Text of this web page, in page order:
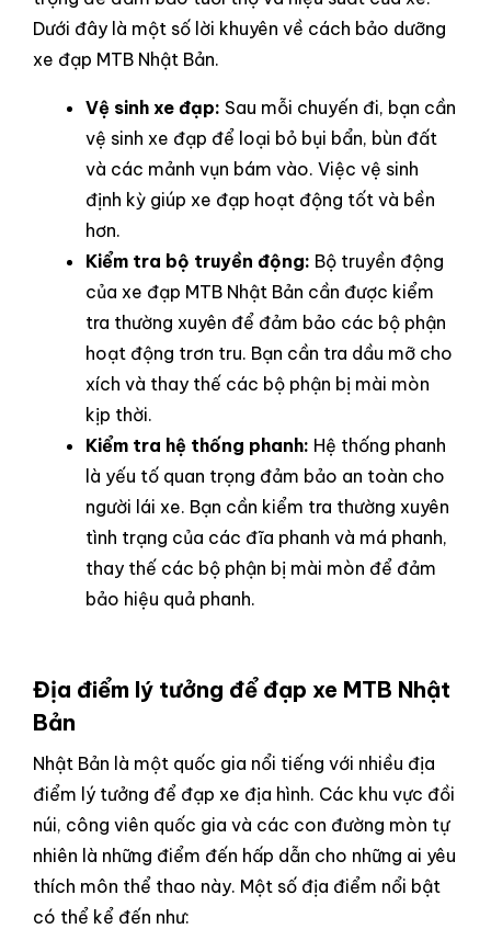
Dưới đây là một số lời khuyên về cách bảo dưỡng
xe đạp MTB Nhật Bản.
Vệ sinh xe đạp: Sau mỗi chuyến đi, bạn cần
vệ sinh xe đạp để loại bỏ bụi bẩn, bùn đất
và các mảnh vụn bám vào. Việc vệ sinh
định kỳ giúp xe đạp hoạt động tốt và bền
hơn.
Kiểm tra bộ truyền động: Bộ truyền động
của xe đạp MTB Nhật Bản cần được kiểm
tra thường xuyên để đảm bảo các bộ phận
hoạt động trơn tru. Bạn cần tra dầu mỡ cho
xích và thay thế các bộ phận bị mài mòn
kịp thời.
Kiểm tra hệ thống phanh: Hệ thống phanh
là yếu tố quan trọng đảm bảo an toàn cho
người lái xe. Bạn cần kiểm tra thường xuyên
tình trạng của các đĩa phanh và má phanh,
thay thế các bộ phận bị mài mòn để đảm
bảo hiệu quả phanh.
Địa điểm lý tưởng để đạp xe MTB Nhật
Bản
Nhật Bản là một quốc gia nổi tiếng với nhiều địa
điểm lý tưởng để đạp xe địa hình. Các khu vực đồi
núi, công viên quốc gia và các con đường mòn tự
nhiên là những điểm đến hấp dẫn cho những ai yêu
thích môn thể thao này. Một số địa điểm nổi bật
có thể kể đến như: